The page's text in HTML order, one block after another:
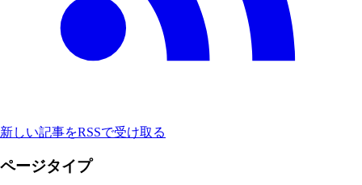
新しい記事をRSSで受け取る
ページタイプ